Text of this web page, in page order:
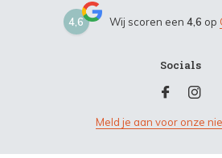
4,6 Wij scoren een 4,6 op
Socials
Meld je aan voor onze